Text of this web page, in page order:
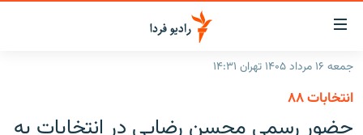
لینک‌های
قابلیت
دسترسی
بازگشت
جمعه ۱۶ مرداد ۱۴۰۵ تهران ۱۴:۳۱
انتخابات ۸۸
حضور رسمى محسن رضايى در انتخابات به